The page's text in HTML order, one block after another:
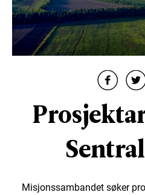
Misjonssambandet søker